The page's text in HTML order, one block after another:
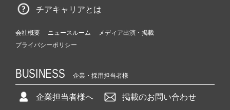
チアキャリアとは
会社概要 ニュースルーム
メディア出演・掲載
プライバシーポリシー
BUSINESS 企業・採用担当者様
企業担当者様へ 掲載のお問い合わせ